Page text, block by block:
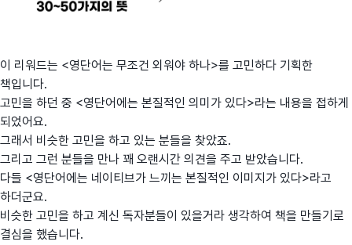
이 리워드는 <영단어는 무조건 외워야 하나>를 고민하다 기획한
책입니다.
고민을 하던 중 <영단어에는 본질적인 의미가 있다>라는 내용을 접하게
되었어요.
그래서 비슷한 고민을 하고 있는 분들을 찾았죠.
그리고 그런 분들을 만나 꽤 오랜시간 의견을 주고 받았습니다.
다들 <영단어에는 네이티브가 느끼는 본질적인 이미지가 있다>라고
하더군요.
비슷한 고민을 하고 계신 독자분들이 있을거라 생각하여 책을 만들기로
결심을 했습니다.